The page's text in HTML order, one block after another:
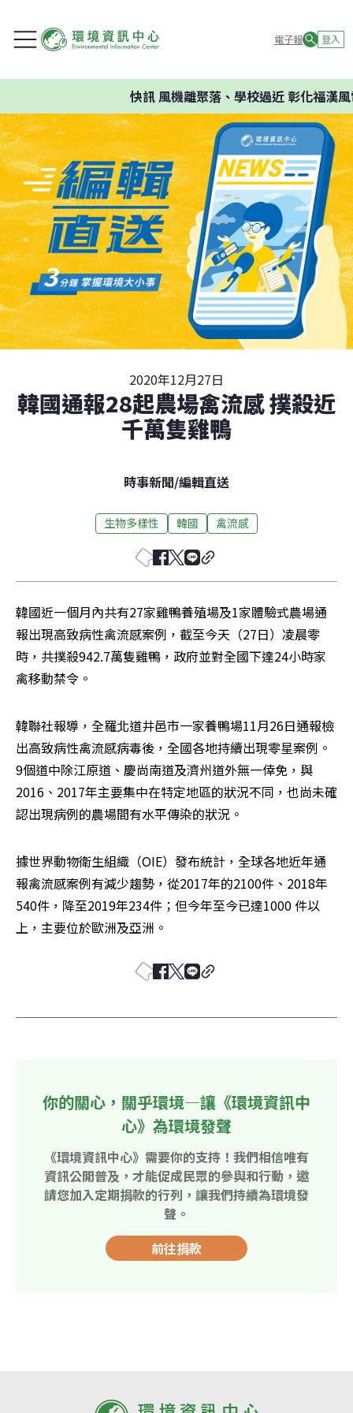
電子報 登入
快訊風機離聚落、學校過近 彰化福漢風
2020年12月27日
韓國通報28起農場禽流感 撲殺近
千萬隻雞鴨
時事新聞/編輯直送
生物多樣性 韓國 禽流感
韓國近一個月內共有27家雞鴨養殖場及1家體驗式農場通
報出現高致病性禽流感案例，截至今天（27日）凌晨零
時，共撲殺942.7萬隻雞鴨，政府並對全國下達24小時家
禽移動禁令。
韓聯社報導，全羅北道井邑市一家養鴨場11月26日通報檢
出高致病性禽流感病毒後，全國各地持續出現零星案例。
9個道中除江原道、慶尚南道及濟州道外無一倖免，與
2016、2017年主要集中在特定地區的狀況不同，也尚未確
認出現病例的農場間有水平傳染的狀況。
據世界動物衛生組織（OIE）發布統計，全球各地近年通
報禽流感案例有減少趨勢，從2017年的2100件、2018年
540件，降至2019年234件；但今年至今已達1000 件以
上，主要位於歐洲及亞洲。
你的關心，關乎環境—讓《環境資訊中
心》為環境發聲
《環境資訊中心》需要你的支持！我們相信唯有
資訊公開普及，才能促成民眾的參與和行動，邀
請您加入定期捐款的行列，讓我們持續為環境發
聲。
前往捐款